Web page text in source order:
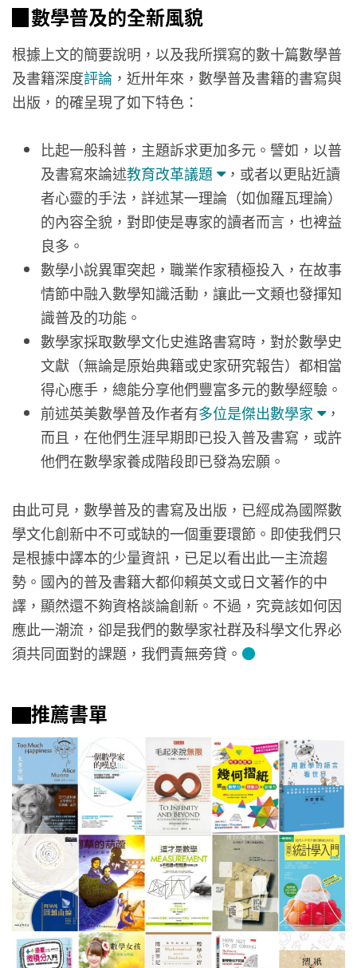
▉數學普及的全新風貌
根據上文的簡要說明，以及我所撰寫的數十篇數學普
及書籍深度評論 ，近卅年來，數學普及書籍的書寫與
出版，的確呈現了如下特色：
比起一般科普，主題訴求更加多元。譬如，以普
及書寫來論述教育改革議題
，或者以更貼近讀
者心靈的手法，詳述某一理論（如伽羅瓦理論）
的內容全貌，對即使是專家的讀者而言，也裨益
良多。
數學小說異軍突起，職業作家積極投入，在故事
情節中融入數學知識活動，讓此一文類也發揮知
識普及的功能。
數學家採取數學文化史進路書寫時，對於數學史
文獻（無論是原始典籍或史家研究報告）都相當
得心應手，總能分享他們豐富多元的數學經驗。
前述英美數學普及作者有多位是傑出數學家
，
而且，在他們生涯早期即已投入普及書寫，或許
他們在數學家養成階段即已發為宏願。
由此可見，數學普及的書寫及出版，已經成為國際數
學文化創新中不可或缺的一個重要環節。即使我們只
是根據中譯本的少量資訊，已足以看出此一主流趨
勢。國內的普及書籍大都仰賴英文或日文著作的中
譯，顯然還不夠資格談論創新。不過，究竟該如何因
應此一潮流，卻是我們的數學家社群及科學文化界必
須共同面對的課題，我們責無旁貸。 ●
▇推薦書單